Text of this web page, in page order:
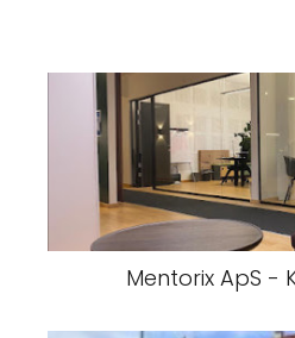
Mentorix ApS -